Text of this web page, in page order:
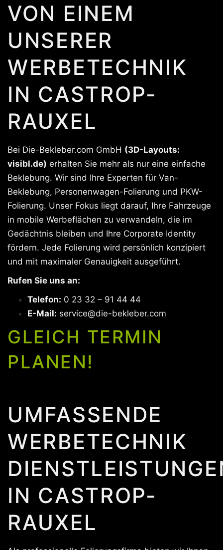
VON EINEM
UNSERER
WERBETECHNIK
IN CASTROP-
RAUXEL
Bei Die-Bekleber.com GmbH (3D-Layouts:
visibl.de) erhalten Sie mehr als nur eine einfache
Beklebung. Wir sind Ihre Experten für Van-
Beklebung, Personenwagen-Folierung und PKW-
Folierung. Unser Fokus liegt darauf, Ihre Fahrzeuge
in mobile Werbeflächen zu verwandeln, die im
Gedächtnis bleiben und Ihre Corporate Identity
fördern. Jede Folierung wird persönlich konzipiert
und mit maximaler Genauigkeit ausgeführt.
Rufen Sie uns an:
Telefon: 0 23 32 – 91 44 44
E-Mail: service@die-bekleber.com
GLEICH TERMIN
PLANEN!
UMFASSENDE
WERBETECHNIK
IN CASTROP-
RAUXEL